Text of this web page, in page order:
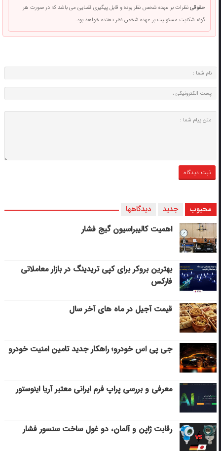
حقوقینظرات بر عهده شخص نظر بوده و قابل پیگیری قضایی می باشد که در صورت هر
گونه شکایت مسئولیت بر عهده شخص نظر دهنده خواهد بود.
محبوب جدید دیدگاهها
اهمیت کالیبراسیون گیج فشار
بهترین بروکر برای کپی‌ تریدینگ در بازار معاملاتی
فارکس
قیمت آجیل در ماه های آخر سال
جی پی اس خودرو؛ راهکار جدید تامین امنیت خودرو
معرفی و بررسی پراپ فرم ایرانی معتبر آریا اینوستور
رقابت ژاپن و آلمان، دو غول ساخت سنسور فشار